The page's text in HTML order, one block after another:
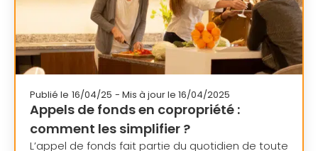
Publié le 16/04/25 - Mis à jour le 16/04/2025
Appels de fonds en copropriété :
comment les simplifier ?
L’appel de fonds fait partie du quotidien de toute